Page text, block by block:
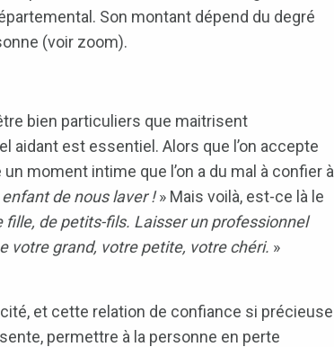
Son montant dépend du degré
(voir zoom).
bien particuliers que maitrisent
est essentiel. Alors que l’on accepte
moment intime que l’on a du mal à confier à
de nous laver !» Mais voilà, est-ce là le
fille, de petits-fils. Laisser un professionnel
votre grand, votre petite, votre chéri. »
et cette relation de confiance si précieuse
permettre à la personne en perte